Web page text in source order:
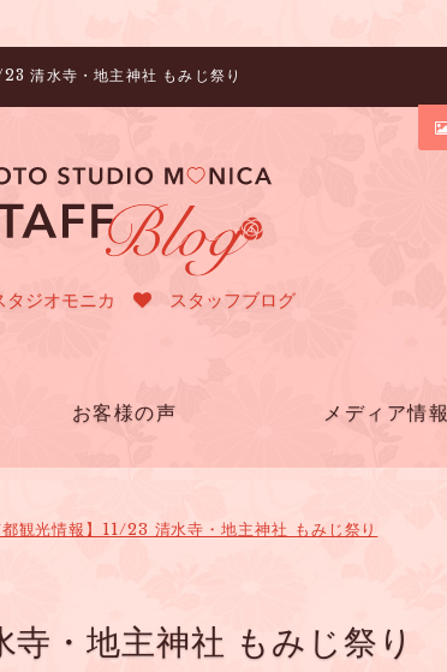
清水寺・地主神社 もみじ祭り
タジオモニカ スタッフブログ
お客様の声 メディア情報
都観光情報】11/23 清水寺・地主神社 もみじ祭り
寺・地主神社 もみじ祭り